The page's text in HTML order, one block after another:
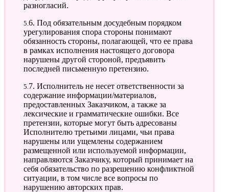
разногласий.
5.6. Под обязательным досудебным порядком
урегулирования спора стороны понимают
обязанность стороны, полагающей, что ее права
в рамках исполнения настоящего договора
нарушены другой стороной, предъявить
последней письменную претензию.
5.7. Исполнитель не несет ответственности за
содержание информации/материалов,
предоставленных Заказчиком, а также за
лексические и грамматические ошибки. Все
претензии, которые могут быть адресованы
Исполнителю третьими лицами, чьи права
нарушены или ущемлены содержанием
размещенной или используемой информации,
направляются Заказчику, который принимает на
себя обязательство по разрешению конфликтной
ситуации, в том числе все вопросы по
нарушению авторских прав.